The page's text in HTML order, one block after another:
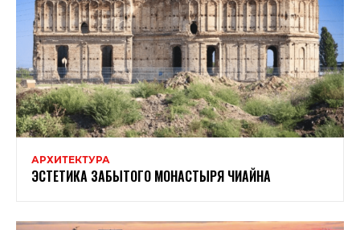
АРХИТЕКТУРА
ЭСТЕТИКА ЗАБЫТОГО МОНАСТЫРЯ ЧИАЙНА